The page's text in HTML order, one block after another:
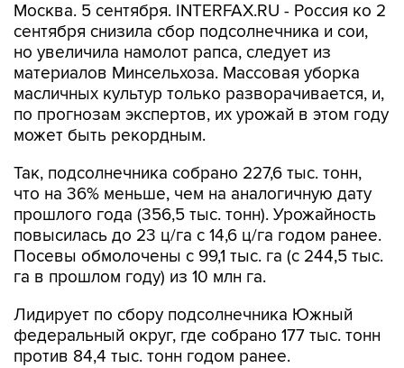
Москва. 5 сентября. INTERFAX.RU - Россия ко 2
сентября снизила сбор подсолнечника и сои,
но увеличила намолот рапса, следует из
материалов Минсельхоза. Массовая уборка
масличных культур только разворачивается, и,
по прогнозам экспертов, их урожай в этом году
может быть рекордным.
Так, подсолнечника собрано 227,6 тыс. тонн,
что на 36% меньше, чем на аналогичную дату
прошлого года (356,5 тыс. тонн). Урожайность
повысилась до 23 ц/га с 14,6 ц/га годом ранее.
Посевы обмолочены с 99,1 тыс. га (с 244,5 тыс.
га в прошлом году) из 10 млн га.
Лидирует по сбору подсолнечника Южный
федеральный округ, где собрано 177 тыс. тонн
против 84,4 тыс. тонн годом ранее.